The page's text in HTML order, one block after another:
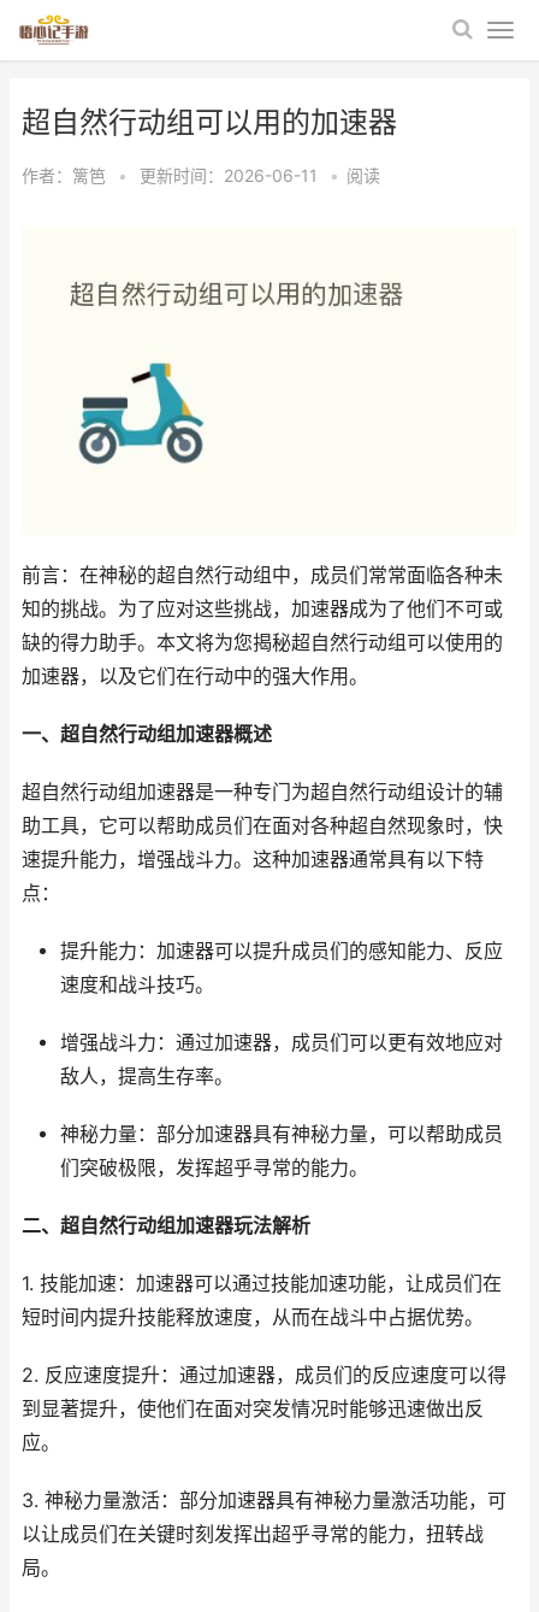
超自然行动组可以用的加速器
作者： 篱笆 • 更新时间：2026-06-11 • 阅读
前言：在神秘的超自然行动组中，成员们常常面临各种未
知的挑战。为了应对这些挑战，加速器成为了他们不可或
缺的得力助手。本文将为您揭秘超自然行动组可以使用的
加速器，以及它们在行动中的强大作用。
一、超自然行动组加速器概述
超自然行动组加速器是一种专门为超自然行动组设计的辅
助工具，它可以帮助成员们在面对各种超自然现象时，快
速提升能力，增强战斗力。这种加速器通常具有以下特
点：
提升能力：加速器可以提升成员们的感知能力、反应
速度和战斗技巧。
增强战斗力：通过加速器，成员们可以更有效地应对
敌人，提高生存率。
神秘力量：部分加速器具有神秘力量，可以帮助成员
们突破极限，发挥超乎寻常的能力。
二、超自然行动组加速器玩法解析
1. 技能加速：加速器可以通过技能加速功能，让成员们在
短时间内提升技能释放速度，从而在战斗中占据优势。
2. 反应速度提升：通过加速器，成员们的反应速度可以得
到显著提升，使他们在面对突发情况时能够迅速做出反
应。
3. 神秘力量激活：部分加速器具有神秘力量激活功能，可
以让成员们在关键时刻发挥出超乎寻常的能力，扭转战
局。